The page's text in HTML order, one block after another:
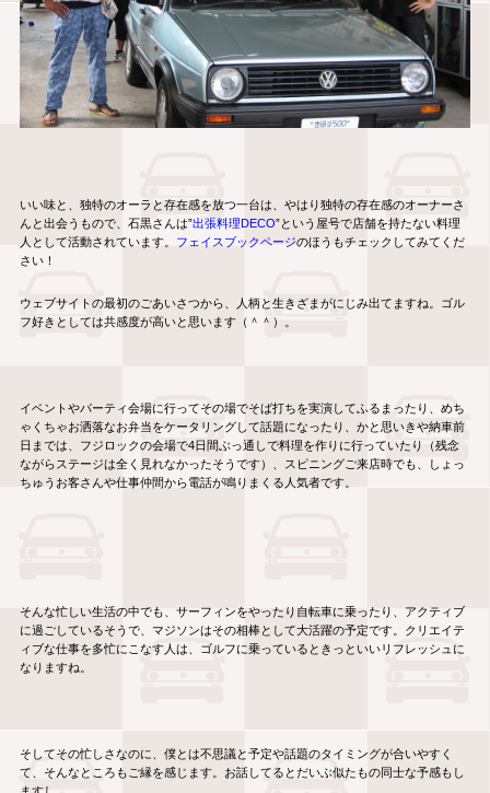
いい味と、独特のオーラと存在感を放つ一台は、やはり独特の存在感のオーナーさ
んと出会うもので、石黒さんは”出張料理DECO”という屋号で店舗を持たない料理
人として活動されています。 フェイスブックページのほうもチェックしてみてくだ
さい！
ウェブサイトの最初のごあいさつから、人柄と生きざまがにじみ出てますね。ゴル
フ好きとしては共感度が高いと思います（＾＾）。
イベントやパーティ会場に行ってその場でそば打ちを実演してふるまったり、めち
ゃくちゃお洒落なお弁当をケータリングして話題になったり、かと思いきや納車前
日までは、フジロックの会場で4日間ぶっ通しで料理を作りに行っていたり（残念
ながらステージは全く見れなかったそうです）、スピニングご来店時でも、しょっ
ちゅうお客さんや仕事仲間から電話が鳴りまくる人気者です。
そんな忙しい生活の中でも、サーフィンをやったり自転車に乗ったり、アクティブ
に過ごしているそうで、マジソンはその相棒として大活躍の予定です。クリエイテ
ィブな仕事を多忙にこなす人は、ゴルフに乗っているときっといいリフレッシュに
なりますね。
そしてその忙しさなのに、僕とは不思議と予定や話題のタイミングが合いやすく
て、そんなところもご縁を感じます。お話してるとだいぶ似たもの同士な予感もし